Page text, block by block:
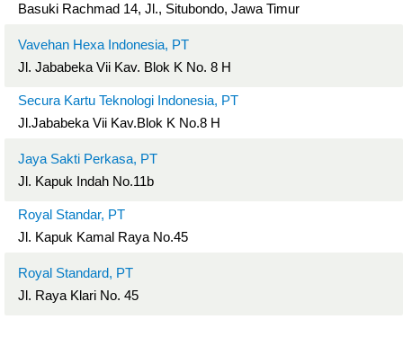
Basuki Rachmad 14, Jl., Situbondo, Jawa Timur
Vavehan Hexa Indonesia, PT
Jl. Jababeka Vii Kav. Blok K No. 8 H
Secura Kartu Teknologi Indonesia, PT
Jl.Jababeka Vii Kav.Blok K No.8 H
Jaya Sakti Perkasa, PT
Jl. Kapuk Indah No.11b
Royal Standar, PT
Jl. Kapuk Kamal Raya No.45
Royal Standard, PT
Jl. Raya Klari No. 45